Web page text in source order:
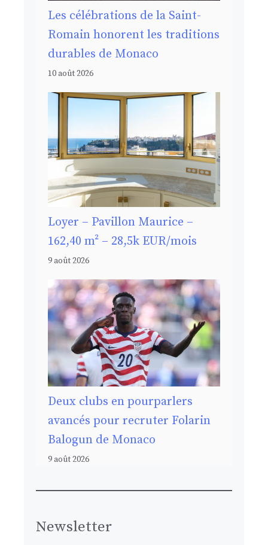
Les célébrations de la Saint-
Romain honorent les traditions
durables de Monaco
10 août 2026
Loyer – Pavillon Maurice –
162,40 m² – 28,5k EUR/mois
9 août 2026
Deux clubs en pourparlers
avancés pour recruter Folarin
Balogun de Monaco
9 août 2026
Newsletter